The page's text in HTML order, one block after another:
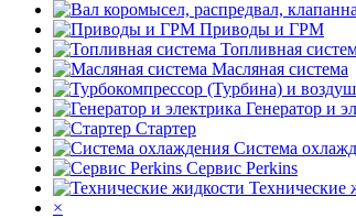
Приводы и ГРМ
Топливная
Масляная система
Генератор и
Стартер
Система
Сервис Perkins
Технические
×